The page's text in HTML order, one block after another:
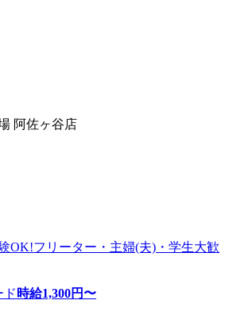
阿佐ヶ谷店
OK!フリーター・主婦(夫)・学生大歓
ド 時給1,300円〜